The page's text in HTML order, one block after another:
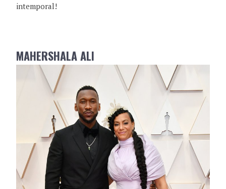
intemporal!
MAHERSHALA ALI